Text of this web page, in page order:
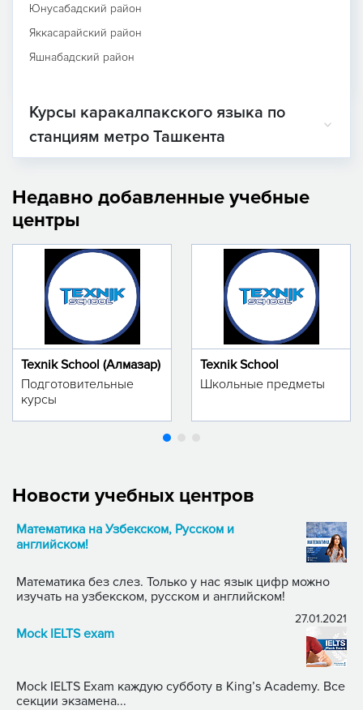
Юнусабадский район
Яккасарайский район
Яшнабадский район
Курсы каракалпакского языка по
станциям метро Ташкента
Недавно добавленные учебные
центры
Texnik School (Алмазар)
Подготовительные
курсы
Texnik School
Школьные предметы
Новости учебных центров
Математика на Узбекском, Русском и
английском!
Математика без слез. Только у нас язык цифр можно
изучать на узбекском, русском и английском!
27.01.2021
Mock IELTS exam
Mock IELTS Exam каждую субботу в King’s Academy. Все
секции экзамена...